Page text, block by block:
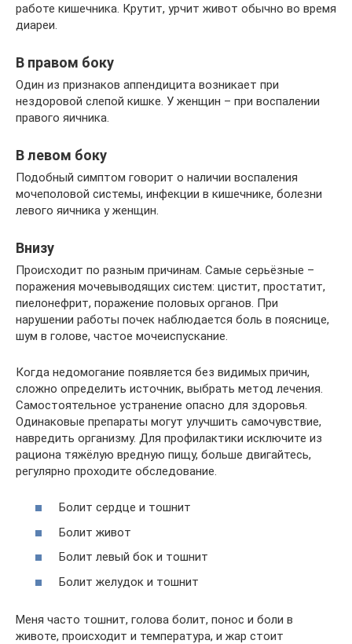
работе кишечника. Крутит, урчит живот обычно во время
диареи.
В правом боку
Один из признаков аппендицита возникает при
нездоровой слепой кишке. У женщин – при воспалении
правого яичника.
В левом боку
Подобный симптом говорит о наличии воспаления
мочеполовой системы, инфекции в кишечнике, болезни
левого яичника у женщин.
Внизу
Происходит по разным причинам. Самые серьёзные –
поражения мочевыводящих систем: цистит, простатит,
пиелонефрит, поражение половых органов. При
нарушении работы почек наблюдается боль в пояснице,
шум в голове, частое мочеиспускание.
Когда недомогание появляется без видимых причин,
сложно определить источник, выбрать метод лечения.
Самостоятельное устранение опасно для здоровья.
Одинаковые препараты могут улучшить самочувствие,
навредить организму. Для профилактики исключите из
рациона тяжёлую вредную пищу, больше двигайтесь,
регулярно проходите обследование.
Болит сердце и тошнит
Болит живот
Болит левый бок и тошнит
Болит желудок и тошнит
Меня часто тошнит, голова болит, понос и боли в
животе, происходит и температура, и жар стоит